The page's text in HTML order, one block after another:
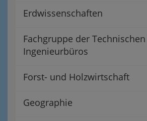
Erdwissenschaften
Fachgruppe der
Ingenieurbüros
Forst- und Holzwirtschaft
Geographie